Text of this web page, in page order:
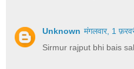
Unknown मंगलवार, 1
Sirmur rajput bhi bais